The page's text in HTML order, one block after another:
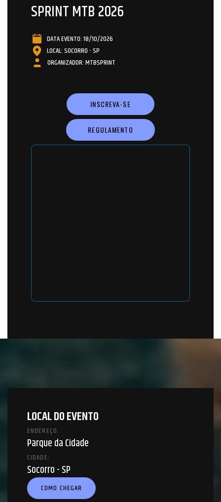
SPRINT MTB 2026
DATA EVENTO: 18/10/2026
LOCAL: SOCORRO - SP
ORGANIZADOR: MTBSPRINT
INSCREVA-SE
REGULAMENTO
LOCAL DO EVENTO
ENDEREÇO:
Parque da Cidade
CIDADE:
Socorro - SP
COMO CHEGAR